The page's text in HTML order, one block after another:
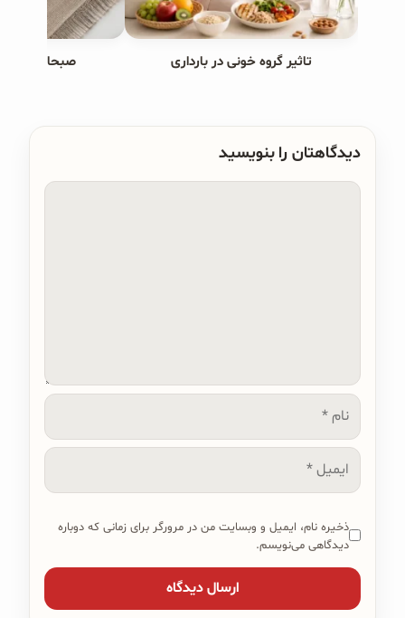
تاثیر گروه خونی در بارداری صبحانه های
دیدگاهتان را بنویسید
نام
ایمیل
ذخیره نام، ایمیل و وبسایت من در مرورگر برای زمانی که دوباره
دیدگاهی می‌نویسم.